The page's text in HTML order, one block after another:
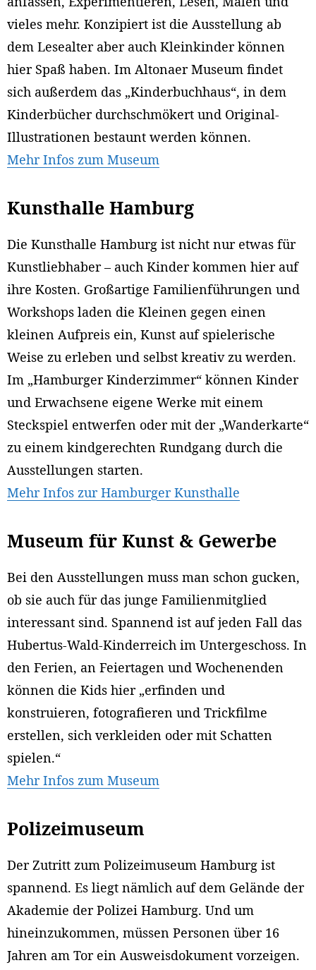
vieles mehr. Konzipiert ist die Ausstellung ab
dem Lesealter aber auch Kleinkinder können
hier Spaß haben. Im Altonaer Museum findet
sich außerdem das „Kinderbuchhaus“, in dem
Kinderbücher durchschmökert und Original-
Illustrationen bestaunt werden können.
Mehr Infos zum Museum
Kunsthalle Hamburg
Die Kunsthalle Hamburg ist nicht nur etwas für
Kunstliebhaber – auch Kinder kommen hier auf
ihre Kosten. Großartige Familienführungen und
Workshops laden die Kleinen gegen einen
kleinen Aufpreis ein, Kunst auf spielerische
Weise zu erleben und selbst kreativ zu werden.
Im „Hamburger Kinderzimmer“ können Kinder
und Erwachsene eigene Werke mit einem
Steckspiel entwerfen oder mit der „Wanderkarte“
zu einem kindgerechten Rundgang durch die
Ausstellungen starten.
Mehr Infos zur Hamburger Kunsthalle
Museum für Kunst & Gewerbe
Bei den Ausstellungen muss man schon gucken,
ob sie auch für das junge Familienmitglied
interessant sind. Spannend ist auf jeden Fall das
Hubertus-Wald-Kinderreich im Untergeschoss. In
den Ferien, an Feiertagen und Wochenenden
können die Kids hier „erfinden und
konstruieren, fotografieren und Trickfilme
erstellen, sich verkleiden oder mit Schatten
spielen.“
Mehr Infos zum Museum
Polizeimuseum
Der Zutritt zum Polizeimuseum Hamburg ist
spannend. Es liegt nämlich auf dem Gelände der
Akademie der Polizei Hamburg. Und um
hineinzukommen, müssen Personen über 16
Jahren am Tor ein Ausweisdokument vorzeigen.